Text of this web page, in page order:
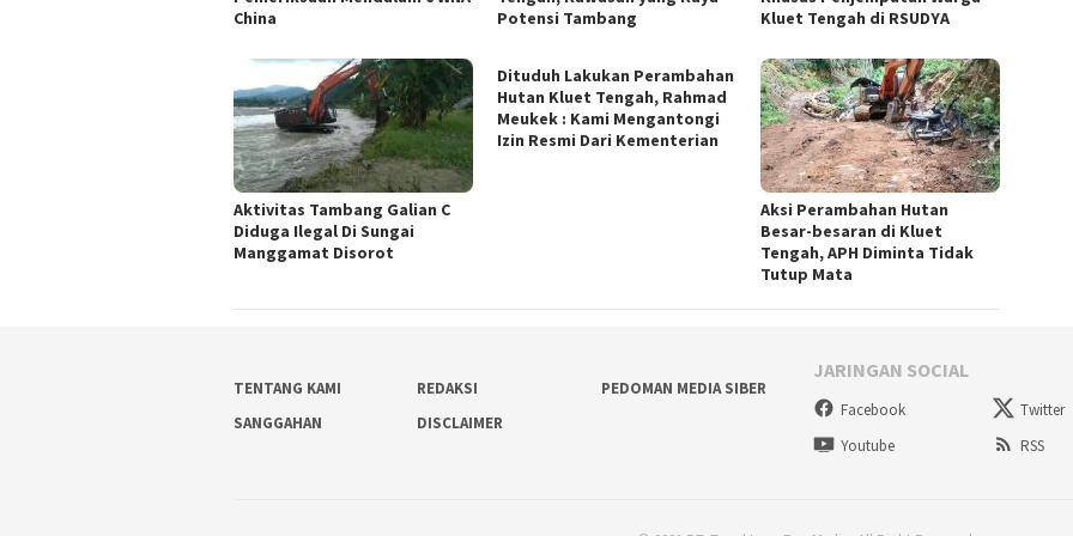
China
Potensi Tambang
Kluet Tengah di RSUDYA
Aktivitas Tambang Galian C
Diduga Ilegal Di Sungai
Manggamat Disorot
Dituduh Lakukan Perambahan
Hutan Kluet Tengah, Rahmad
Meukek : Kami Mengantongi
Izin Resmi Dari Kementerian
Aksi Perambahan Hutan
Besar-besaran di Kluet
Tengah, APH Diminta Tidak
Tutup Mata
TENTANG KAMI REDAKSI
PEDOMAN MEDIA SIBER
SANGGAHAN
DISCLAIMER
JARINGAN SOCIAL
Facebook Twitter
Youtube
RSS